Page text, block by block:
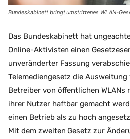
Bundeskabinett bringt umstrittenes WLAN-
Das Bundeskabinett hat
Online-Aktivisten einen
unveränderter Fassung
Telemediengesetz die
Betreiber von öffentlichen
ihrer Nutzer haftbar gemacht
einen Betrieb als zu hoch
Mit dem zweiten Gesetz zur